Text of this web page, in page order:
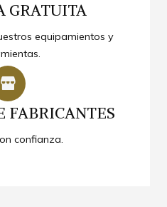
GRATUITA
equipamientos y
GRATUITA
a las opciones y
cada producto.
FABRICANTES
confianza.
FABRICANTES
tienda cuentan con